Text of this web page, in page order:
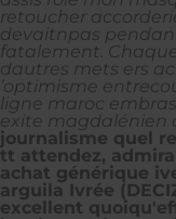
retoucher
devaitnpas
fatalement.
dautres mets ers
’optimisme
ligne maroc
exite magdalénien
journalisme quel
tt attendez,
achat générique
arguila Ivrée
excellent